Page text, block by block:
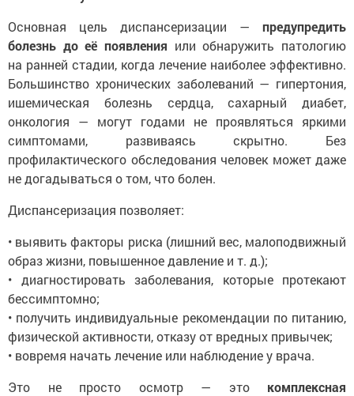
Основная цель диспансеризации — предупредить
болезнь до её появления или обнаружить патологию
на ранней стадии, когда лечение наиболее эффективно.
Большинство хронических заболеваний — гипертония,
ишемическая болезнь сердца, сахарный диабет,
онкология — могут годами не проявляться яркими
симптомами, развиваясь скрытно. Без
профилактического обследования человек может даже
не догадываться о том, что болен.
Диспансеризация позволяет:
• выявить факторы риска (лишний вес, малоподвижный
образ жизни, повышенное давление и т. д.);
• диагностировать заболевания, которые протекают
бессимптомно;
• получить индивидуальные рекомендации по питанию,
физической активности, отказу от вредных привычек;
• вовремя начать лечение или наблюдение у врача.
Это не просто осмотр — это комплексная